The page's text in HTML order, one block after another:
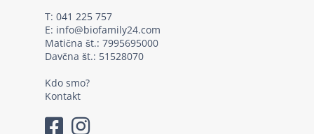
T: 041 225 757
E: info@biofamily24.com
Matična št.: 7995695000
Davčna št.: 51528070
Kdo smo?
Kontakt